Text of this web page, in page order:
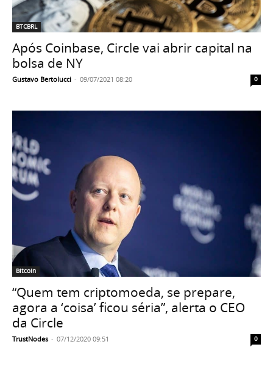
BTCBRL
Após Coinbase, Circle vai abrir capital na
bolsa de NY
Gustavo Bertolucci - 09/07/2021 08:20 0
Bitcoin
“Quem tem criptomoeda, se prepare,
agora a ‘coisa’ ficou séria”, alerta o CEO
da Circle
TrustNodes - 07/12/2020 09:51 0